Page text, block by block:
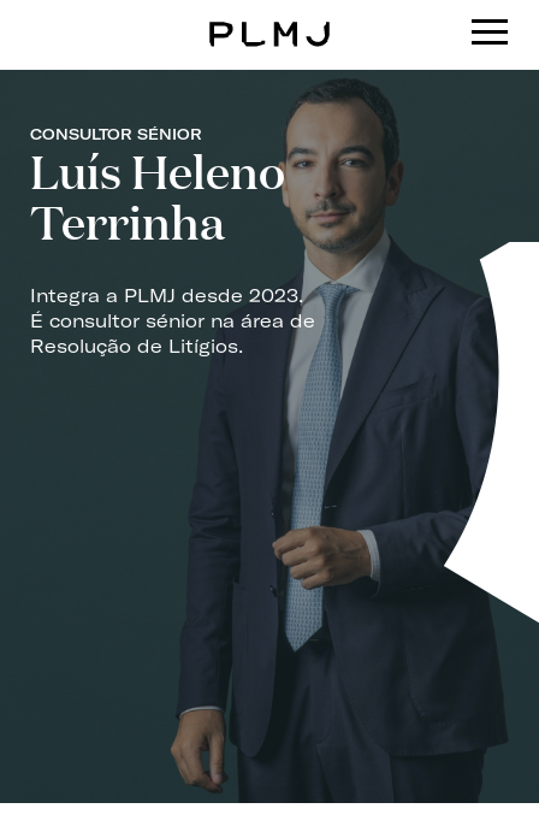
CONSULTOR SÉNIOR
Luís Heleno
Terrinha
Integra a PLMJ desde 2023.
É consultor sénior na área de
Resolução de Litígios.